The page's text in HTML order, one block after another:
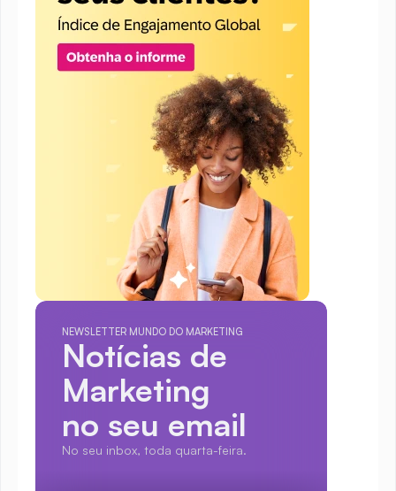
NEWSLETTER MUNDO DO MARKETING
Notícias de
Marketing
no seu email
No seu inbox, toda quarta-feira.